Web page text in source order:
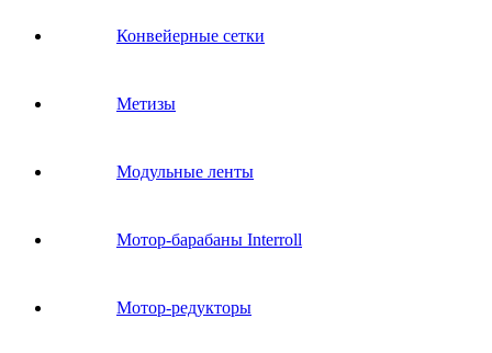
Конвейерные сетки
Метизы
Модульные ленты
Мотор-барабаны Interroll
Мотор-редукторы